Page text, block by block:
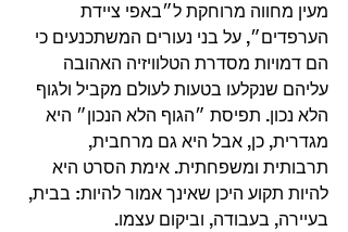
מעין מחווה מרוחקת ל״באפי ציידת
הערפדים״, על בני נעורים המשתכנעים כי
הם דמויות מסדרת הטלוויזיה האהובה
עליהם שנקלעו בטעות לעולם מקביל ולגוף
הלא נכון. תפיסת ״הגוף הלא הנכון״ היא
מגדרית, כן, אבל היא גם מרחבית,
תרבותית ומשפחתית. אימת הסרט היא
להיות תקוע היכן שאינך אמור להיות: בבית,
בעיירה, בעבודה, וביקום עצמו.